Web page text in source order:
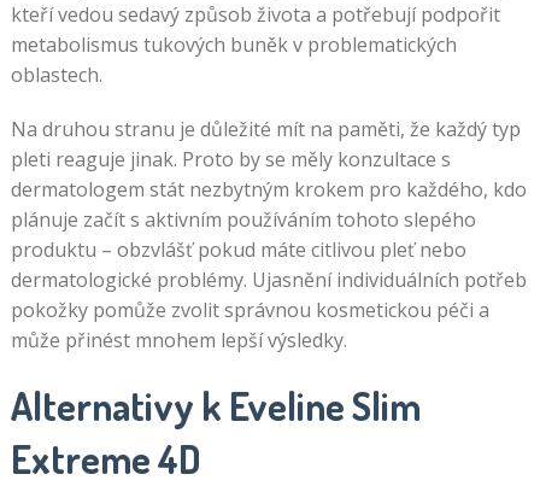
kteří vedou sedavý způsob života a potřebují podpořit
metabolismus tukových buněk v problematických
oblastech.
Na druhou stranu je důležité mít na paměti, že každý typ
pleti reaguje jinak. Proto by se měly konzultace s
dermatologem stát nezbytným krokem pro každého, kdo
plánuje začít s aktivním používáním tohoto slepého
produktu – obzvlášť pokud máte citlivou pleť nebo
dermatologické problémy. Ujasnění individuálních potřeb
pokožky pomůže zvolit správnou kosmetickou péči a
může přinést mnohem lepší výsledky.
Alternativy k Eveline Slim
Extreme 4D